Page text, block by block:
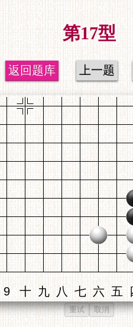
第17型
返回题库 上一题
重试 取消